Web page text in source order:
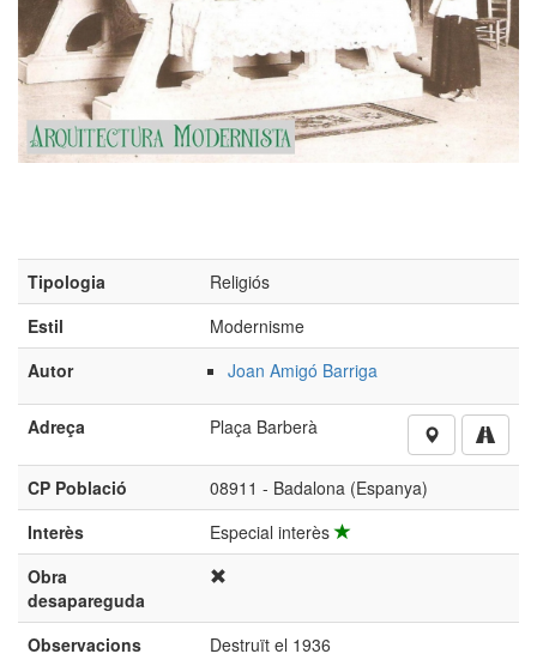
Tipologia
Religiós
Estil
Modernisme
Autor
Joan Amigó Barriga
Adreça Plaça Barberà
CP Població
08911 - Badalona (Espanya)
Interès
Especial interès
Obra
desapareguda
Observacions
Destruït el 1936